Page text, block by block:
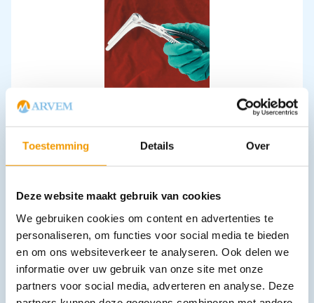
Toestemming Details Over
Deze website maakt gebruik van cookies
We gebruiken cookies om content en advertenties te
personaliseren, om functies voor social media te bieden
en om ons websiteverkeer te analyseren. Ook delen we
informatie over uw gebruik van onze site met onze
partners voor social media, adverteren en analyse. Deze
Speculum VET 9.0 cm volgens Kilian